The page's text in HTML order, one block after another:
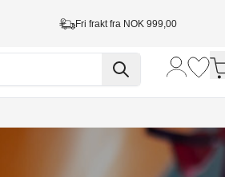
Fri frakt fra NOK 999,00